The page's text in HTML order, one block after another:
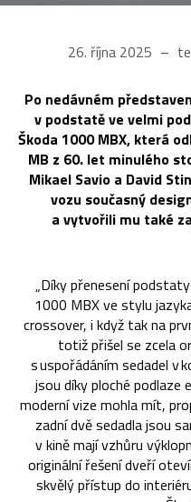
26. října 2025
Po nedávném
v podstatě ve velmi
Škoda 1000 MBX, která
MB z 60. let minulého
Mikael Savio a David
vozu současný
a vytvořili mu také
„Díky přenesení
1000 MBX ve stylu
crossover, i když tak na
totiž přišel se zcela
s uspořádáním sedadel v
jsou díky ploché
moderní vize mohla mít,
zadní dvě sedadla jsou
v kině mají vzhůru
originální řešení dveří
skvělý přístup do